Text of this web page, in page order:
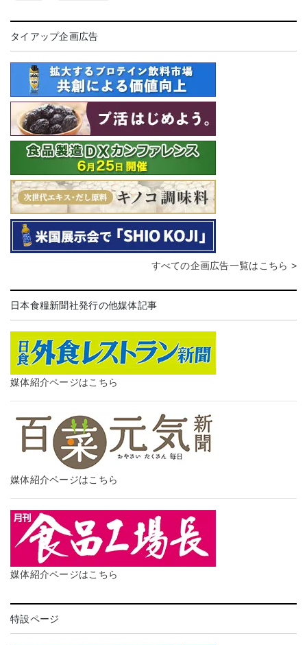
タイアップ企画広告
すべての企画広告一覧はこちら >
日本食糧新聞社発行の他媒体記事
媒体紹介ページはこちら
媒体紹介ページはこちら
媒体紹介ページはこちら
特設ページ